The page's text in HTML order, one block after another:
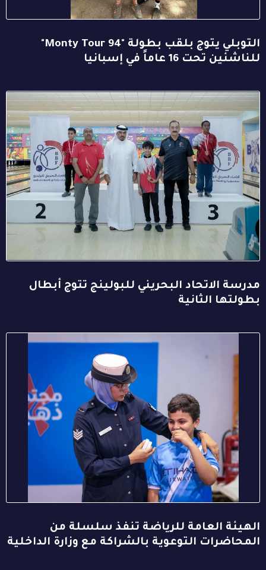
التوبلي يتوج بلقب بطولة "94 Monty Tour"
للناشئين تحت 16 عاماً في إسبانيا
مدرسة الاتحاد البحريني للبولينج تتوج أبطال
بطولتها الثانية
الهيئة العامة للرياضة تنفذ سلسلة من
المحاضرات التوعوية بالشراكة مع وزارة الداخلية